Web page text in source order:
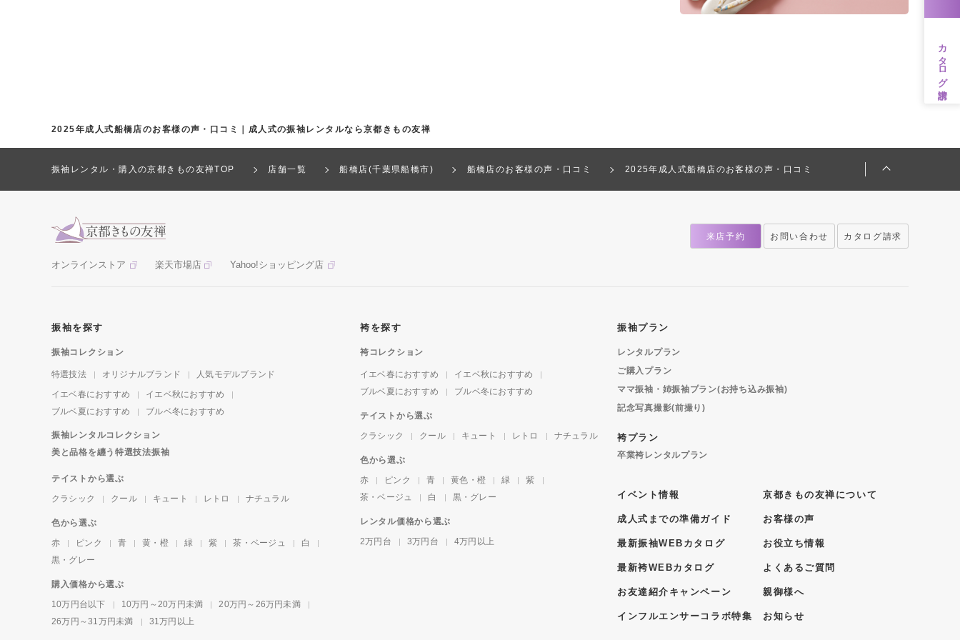
2025年成人式船橋店のお客様の声・口コミ｜成人式の振袖レンタルなら京都きもの友禅
振袖レンタル・購入の京都きもの友禅TOP 店舗一覧 船橋店(千葉県船橋市) 船橋店のお客様の声・口コミ 2025年成人式船橋店のお客様の声・口コミ
カタログ請求
オンラインストア 楽天市場店 Yahoo!ショッピング店
来店予約 お問い合わせ カタログ請求
振袖を探す
振袖コレクション
特選技法 オリジナルブランド
人気モデルブランド
イエベ春におすすめ
イエベ秋におすすめ
ブルベ夏におすすめ
ブルベ冬におすすめ
振袖レンタルコレクション
美と品格を纏う特選技法振袖
テイストから選ぶ
クラシック
クール キュート レトロ ナチュラル
色から選ぶ
赤
ピンク 青 黄・橙 緑 紫 茶・ベージュ
白
黒・グレー
購入価格から選ぶ
10万円台以下
10万円～20万円未満
20万円～26万円未満
26万円～31万円未満
31万円以上
袴を探す
袴コレクション
イエベ春におすすめ
イエベ秋におすすめ
ブルベ夏におすすめ
ブルベ冬におすすめ
テイストから選ぶ
クラシック
クール キュート レトロ ナチュラル
色から選ぶ
赤
ピンク 青 黄色・橙 緑
紫
茶・ベージュ
白 黒・グレー
レンタル価格から選ぶ
2万円台
3万円台 4万円以上
振袖プラン
レンタルプラン
ご購入プラン
ママ振袖・姉振袖プラン(お持ち込み振袖)
記念写真撮影(前撮り)
袴プラン
卒業袴レンタルプラン
イベント情報
成人式までの準備ガイド
最新振袖WEBカタログ
最新袴WEBカタログ
お友達紹介キャンペーン
インフルエンサーコラボ特集
京都きもの友禅について
お客様の声
お役立ち情報
よくあるご質問
親御様へ
お知らせ